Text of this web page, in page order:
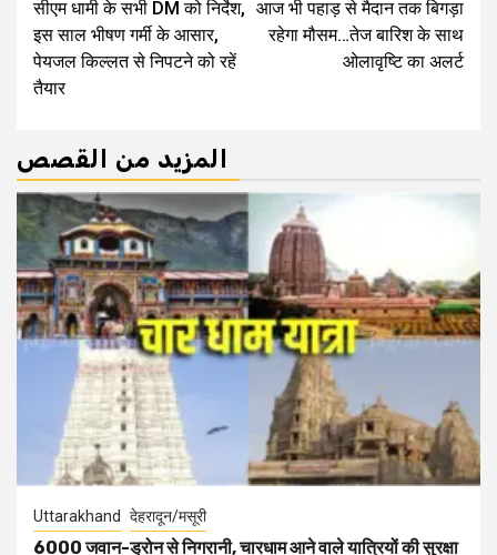
Reading
सीएम धामी के सभी DM को निर्देश,
इस साल भीषण गर्मी के आसार,
पेयजल किल्लत से निपटने को रहें
तैयार
आज भी पहाड़ से मैदान तक बिगड़ा
रहेगा मौसम…तेज बारिश के साथ
ओलावृष्टि का अलर्ट
المزيد من القصص
Uttarakhand देहरादून/मसूरी
6000 जवान-ड्रोन से निगरानी, चारधाम आने वाले यात्रियों की सुरक्षा